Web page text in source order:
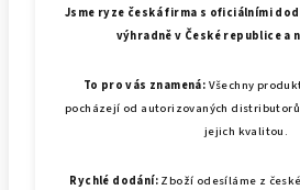
Jsme ryze česká firma s oficiálními
výhradně v České republice a
To pro vás znamená: Všechny
pocházejí od autorizovaných
jejich kvalitou.
Rychlé dodání: Zboží odesíláme z